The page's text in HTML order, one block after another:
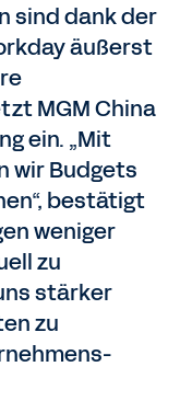
sind dank der
äußerst
MGM China
ein. „Mit
wir Budgets
bestätigt
weniger
zu
stärker
zu